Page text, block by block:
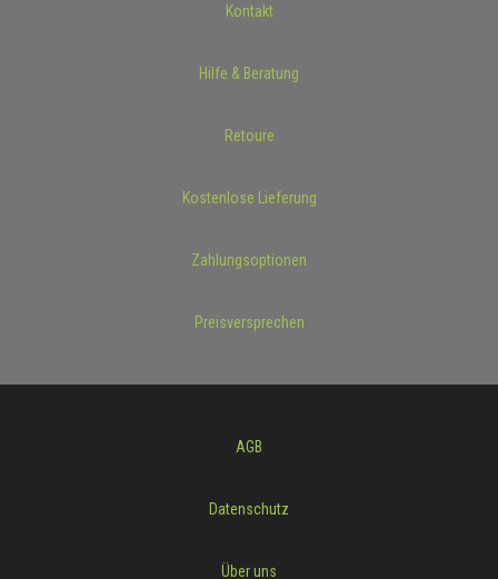
Kontakt
Hilfe & Beratung
Retoure
Kostenlose Lieferung
Zahlungsoptionen
Preisversprechen
AGB
Datenschutz
Über uns